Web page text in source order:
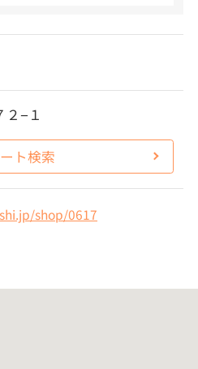
２−１
ト検索
shop/0617